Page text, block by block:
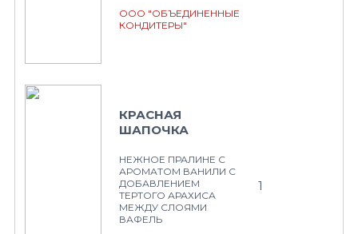
ООО "ОБЪЕДИНЕННЫЕ
КОНДИТЕРЫ"
КРАСНАЯ
ШАПОЧКА
НЕЖНОЕ ПРАЛИНЕ С
АРОМАТОМ ВАНИЛИ С
ДОБАВЛЕНИЕМ
ТЕРТОГО АРАХИСА
МЕЖДУ СЛОЯМИ
ВАФЕЛЬ
1